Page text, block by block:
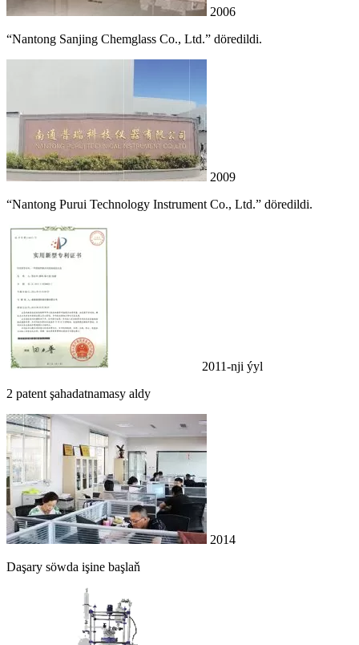
2006
“Nantong Sanjing Chemglass Co., Ltd.” döredildi.
2009
“Nantong Purui Technology Instrument Co., Ltd.” döredildi.
2011-nji ýyl
2 patent şahadatnamasy aldy
2014
Daşary söwda işine başlaň